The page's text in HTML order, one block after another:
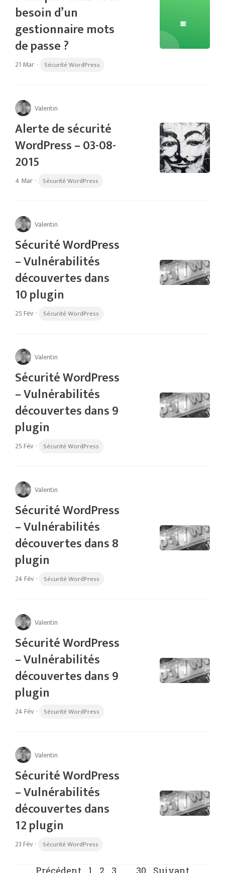
besoin d’un
gestionnaire mots
de passe ?
21 Mar · Sécurité WordPress
Valentin
Alerte de sécurité
WordPress – 03-08-
2015
4 Mar · Sécurité WordPress
Valentin
Sécurité WordPress
– Vulnérabilités
découvertes dans
10 plugin
25 Fév · Sécurité WordPress
Valentin
Sécurité WordPress
– Vulnérabilités
découvertes dans 9
plugin
25 Fév · Sécurité WordPress
Valentin
Sécurité WordPress
– Vulnérabilités
découvertes dans 8
plugin
24 Fév · Sécurité WordPress
Valentin
Sécurité WordPress
– Vulnérabilités
découvertes dans 9
plugin
24 Fév · Sécurité WordPress
Valentin
Sécurité WordPress
– Vulnérabilités
découvertes dans
12 plugin
23 Fév · Sécurité WordPress
Précédent 1 2 3 30 Suivant